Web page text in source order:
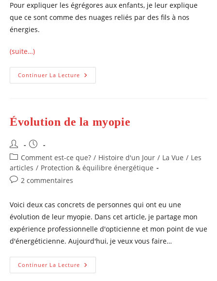
Pour expliquer les égrégores aux enfants, je leur explique
que ce sont comme des nuages reliés par des fils à nos
énergies.
(suite…)
Continuer La Lecture Quelle
Ambiance
Malheur
Évolution de la myopie
Auteur/autrice
de
la
publication :
Publication
publiée :
Post
category:
Comment est-ce que? / Histoire d'un Jour / La Vue / Les
articles / Protection & équilibre énergétique
Commentaires
la
publication :
2 commentaires
Voici deux cas concrets de personnes qui ont eu une
évolution de leur myopie. Dans cet article, je partage mon
expérience professionnelle d'opticienne et mon point de vue
d'énergéticienne. Aujourd'hui, je veux vous faire…
Continuer La Lecture Évolution
De